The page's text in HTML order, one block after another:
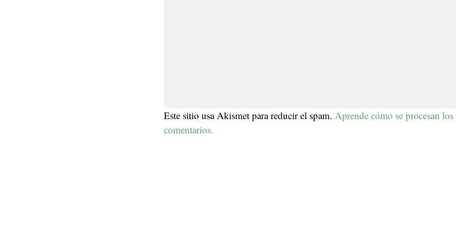
Este sitio usa Akismet para reducir el spam. Aprende cómo se procesan
comentarios.